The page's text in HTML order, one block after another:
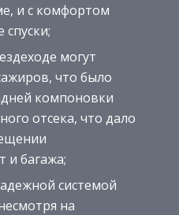
и с комфортом
могут
что было
компоновки
отсека, что дало
и багажа;
системой
на